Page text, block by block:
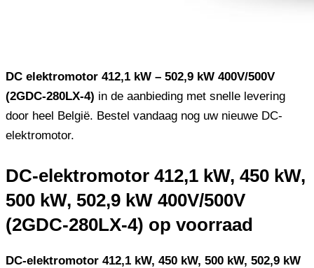
DC elektromotor 412,1 kW – 502,9 kW 400V/500V
(2GDC-280LX-4) in de aanbieding met snelle levering
door heel België. Bestel vandaag nog uw nieuwe DC-
elektromotor.
DC-elektromotor 412,1 kW, 450 kW,
500 kW, 502,9 kW 400V/500V
(2GDC-280LX-4) op voorraad
DC-elektromotor 412,1 kW, 450 kW, 500 kW, 502,9 kW